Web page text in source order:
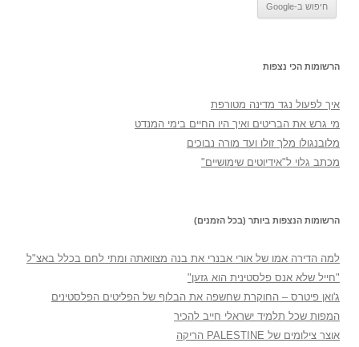
הרשומות הכי נצפות
איך לפעול נגד מדינה מטורפת
מי גרש את הבריטים ואיך היו החיים בימי המנדט
מלובנגולו מלך זולו ועד מורה נבוכים
מכתב גלוי ל"אידיוטים שימושיים"
הרשומות הנצפות ביותר (בכל הזמנים)
למה הדירה אמו של אורי אבנרי את בנה מצוואתה ומתי לחם בכלל באצ"ל
"חייל שלא אנס פלסטינית הוא גזען"
ג'ואן פיטרס – החוקרת שחשפה את הבלוף של הפליטים הפלסטינים
המפות שכל תלמיד ישראלי חייב להכיר
אוצר צילומים של PALESTINE הריקה